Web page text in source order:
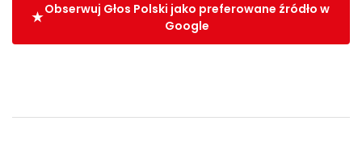
Obserwuj Głos Polski jako preferowane źródło w
Google